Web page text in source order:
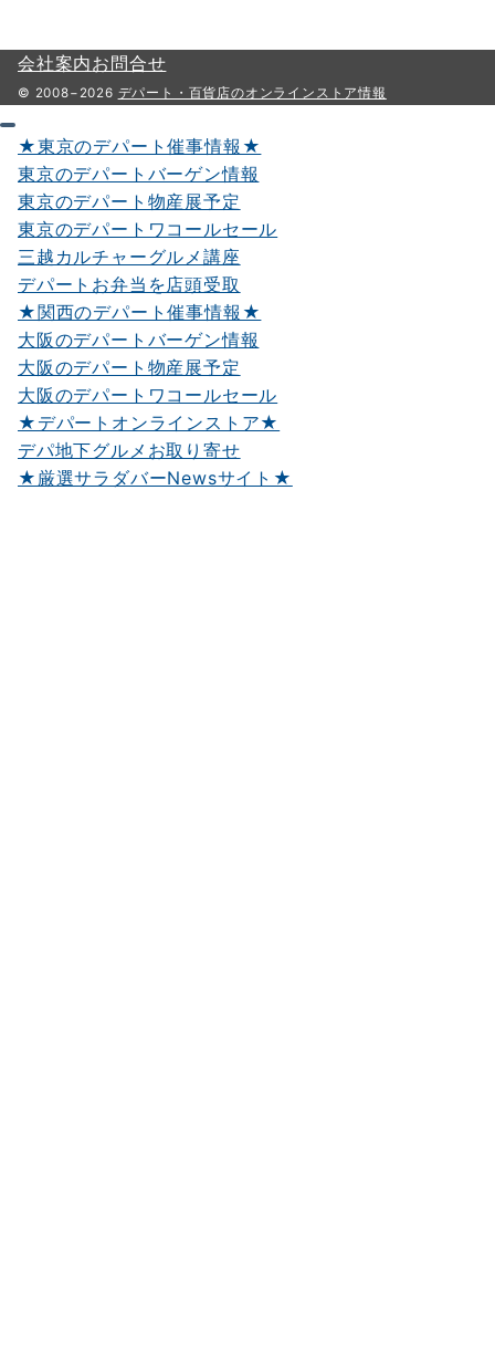
会社案内お問合せ
© 2008−2026 デパート・百貨店のオンラインストア情報
★東京のデパート催事情報★
東京のデパートバーゲン情報
東京のデパート物産展予定
東京のデパートワコールセール
三越カルチャーグルメ講座
デパートお弁当を店頭受取
★関西のデパート催事情報★
大阪のデパートバーゲン情報
大阪のデパート物産展予定
大阪のデパートワコールセール
★デパートオンラインストア★
デパ地下グルメお取り寄せ
★厳選サラダバーNewsサイト★